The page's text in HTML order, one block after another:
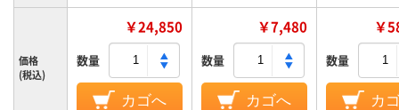
価格
(税込)
￥24,850
数量
カゴへ
￥7,480
数量
カゴへ
￥
数量
カ